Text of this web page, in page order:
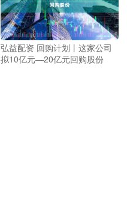
弘益配资 回购计划丨这家公司
拟10亿元—20亿元回购股份